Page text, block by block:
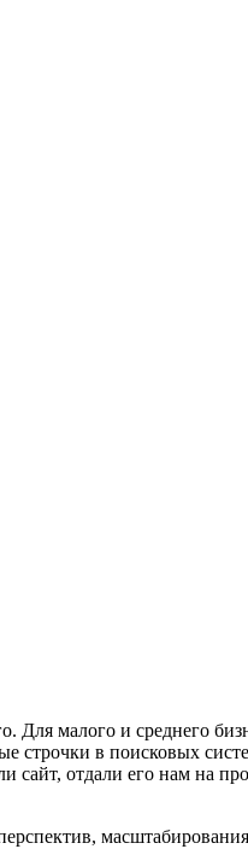
малого и среднего
в поисковых
отдали его нам на